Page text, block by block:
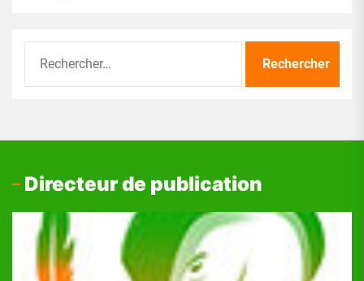
Directeur de publication